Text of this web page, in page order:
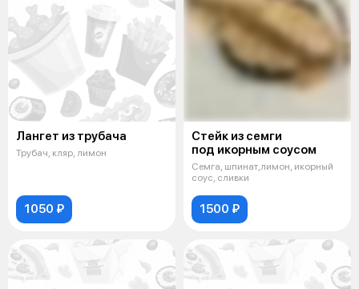
Лангет из трубача
Трубач, кляр, лимон
1050 ₽
Стейк из семги
под икорным соусом
Семга, шпинат,лимон, икорный
соус, сливки
1500 ₽